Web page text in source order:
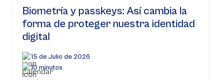
Biometría y passkeys: Así cambia la
forma de proteger nuestra identidad
digital
15 de Julio de 2026
10 minutos